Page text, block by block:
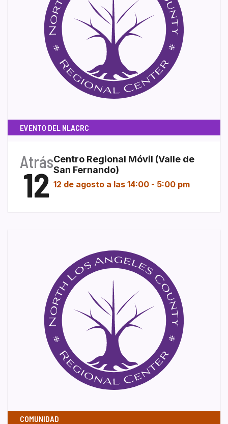
EVENTO DEL NLACRC
Atrás
12
Centro Regional Móvil (Valle de
San Fernando)
12 de agosto a las 14:00 - 5:00 pm
COMUNIDAD